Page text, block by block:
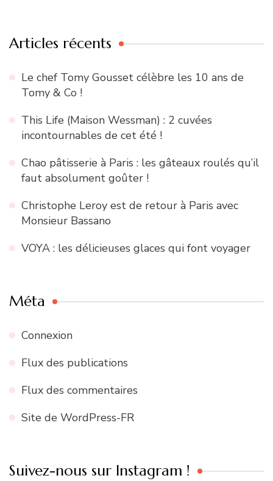
Articles récents
Le chef Tomy Gousset célèbre les 10 ans de
Tomy & Co !
This Life (Maison Wessman) : 2 cuvées
incontournables de cet été !
Chao pâtisserie à Paris : les gâteaux roulés qu’il
faut absolument goûter !
Christophe Leroy est de retour à Paris avec
Monsieur Bassano
VOYA : les délicieuses glaces qui font voyager
Méta
Connexion
Flux des publications
Flux des commentaires
Site de WordPress-FR
Suivez-nous sur Instagram !